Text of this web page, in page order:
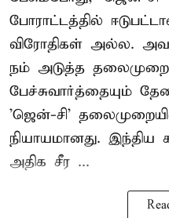
போராட்டத்தில்
விரோதிகள் அல்ல.
நம் அடுத்த
பேச்சுவார்த்தையும்
'ஜென்-சி'
நியாயமானது.
அதிக சீர ...